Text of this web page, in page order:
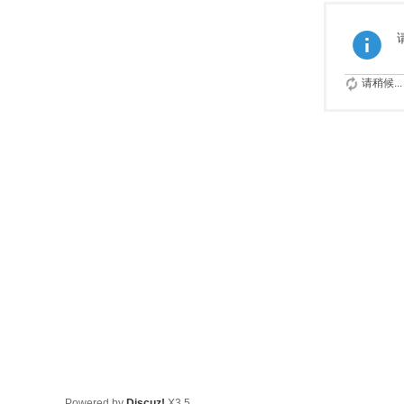
请稍候...